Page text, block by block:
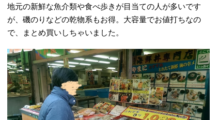
地元の新鮮な魚介類や食べ歩きが目当ての人が多いです
が、磯のりなどの乾物系もお得。大容量でお値打ちなの
で、まとめ買いしちゃいました。